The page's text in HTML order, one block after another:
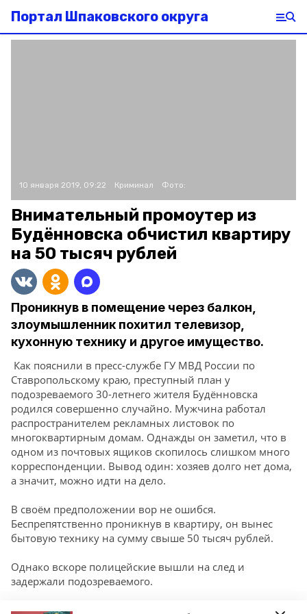
Портал Шпаковского округа
10 января 2019, 09:22 Криминал Фото:
Внимательный промоутер из
Будённовска обчистил квартиру
на 50 тысяч рублей
Проникнув в помещение через балкон,
злоумышленник похитил телевизор,
кухонную технику и другое имущество.
Как пояснили в пресс-службе ГУ МВД России по
Ставропольскому краю, преступный план у
подозреваемого 30-летнего жителя Будённовска
родился совершенно случайно. Мужчина работал
распространителем рекламных листовок по
многоквартирным домам. Однажды он заметил, что в
одном из почтовых ящиков скопилось слишком много
корреспонденции. Вывод один: хозяев долго нет дома,
а значит, можно идти на дело.
В своём предположении вор не ошибся.
Беспрепятственно проникнув в квартиру, он вынес
бытовую технику на сумму свыше 50 тысяч рублей.
Однако вскоре полицейские вышли на след и
задержали подозреваемого.
Как оказалось, за кражу ставрополец был судим уже не